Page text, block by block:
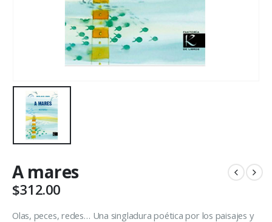
A mares
$312.00
Olas, peces, redes… Una singladura poética por los paisajes y